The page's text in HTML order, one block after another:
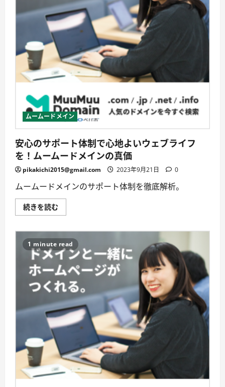
に
導
く、
ム
ー
ド
メ
イ
ン
料
金
体
系
と
オ
シ
ョ
ン
ー
ス!
に
つ
く
読
む
ムームードメイン
安心のサポート体制で心地よいウェブライフ
を！ムームードメインの真価
pikakichi2015@gmail.com 2023年9月21日 0
ムームードメインのサポート体制を徹底解析。
続きを読む
心
ポ
ー
ト
体
制
で
心
地
よ
ウ
ェ
ブ
ラ
を！
ム
ー
ム
ー
1 minute read